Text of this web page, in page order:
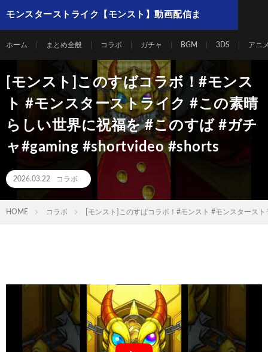
モンスターストライク【モンスト】動画配信ま
ホーム まとめ全般 コラボ ガチャ BGM 3DS アニ
[モンスト]このすばコラボ！#モンス
ト #モンスターストライク #この素晴
らしい世界に祝福を #このすば #ガチ
ャ#gaming #shortvideo #shorts
2026.03.22 コラボ
HOME コラボ [モンスト]このすばコラボ！#モンスト #モンスタース